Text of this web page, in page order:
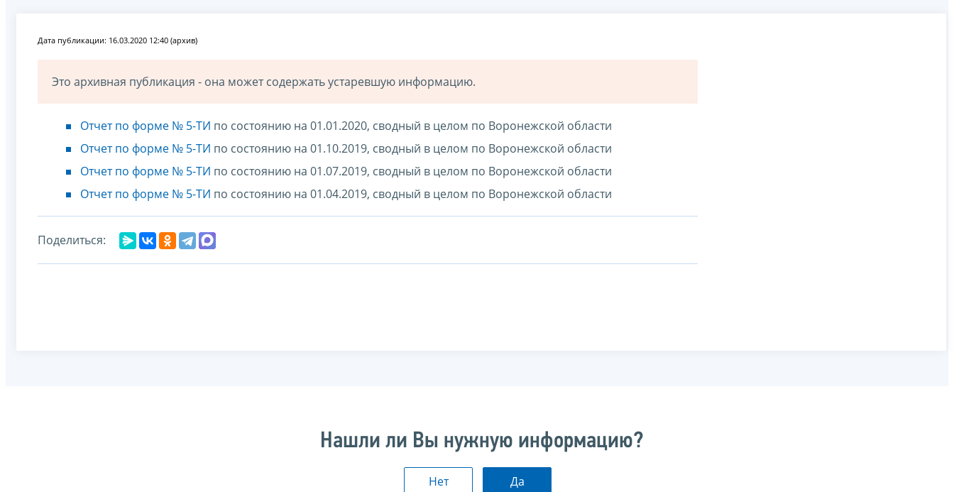
Дата публикации: 16.03.2020 12:40 (архив)
Это архивная публикация - она может содержать устаревшую информацию.
Отчет по форме № 5-ТИ по состоянию на 01.01.2020, сводный в целом по Воронежской области
Отчет по форме № 5-ТИ по состоянию на 01.10.2019, сводный в целом по Воронежской области
Отчет по форме № 5-ТИ по состоянию на 01.07.2019, сводный в целом по Воронежской области
Отчет по форме № 5-ТИ по состоянию на 01.04.2019, сводный в целом по Воронежской области
Поделиться:
Нашли ли Вы нужную информацию?
Нет Да